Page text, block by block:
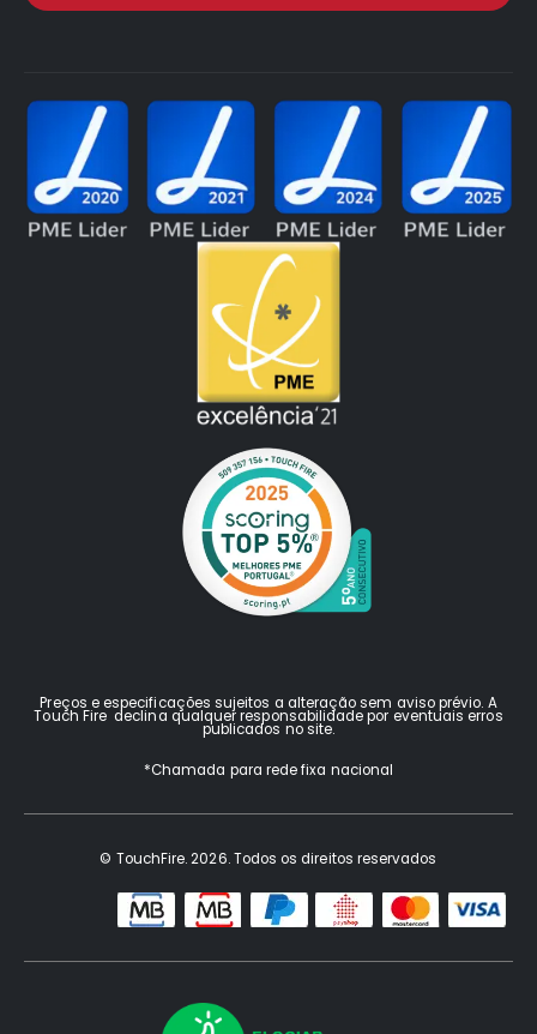
Preços e especificações sujeitos a alteração sem aviso prévio. A
Touch Fire declina qualquer responsabilidade por eventuais erros
publicados no site.
*Chamada para rede fixa nacional
© TouchFire. 2026. Todos os direitos reservados